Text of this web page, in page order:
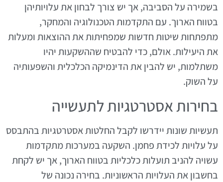
בשמירה על הסביבה, אך יש צורך לבחון את עלויותיהן
בטווח הארוך. עם התקדמות הטכנולוגיה והמחקר,
מתפתחות שיטות חדשות שמפחיתות את ההוצאות ומעלות
את היעילות. אולם, כדי להבטיח שההשקעות יהיו
משתלמות, יש להבין את הדינמיקה הכלכלית והשפעותיה
על השוק.
בחירות אסטרטגיות לתעשייה
תעשיות שונות יידרשו לקבל החלטות אסטרטגיות בהתבסס
על עלויות לכידת פחמן. השקעה במערכות מתקדמות
עשויה להניב תועלות כלכליות בטווח הארוך, אך יש לקחת
בחשבון את העלויות הראשוניות. בחירה נכונה של